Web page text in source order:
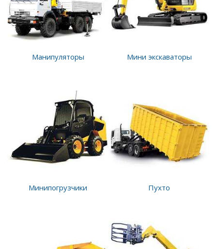
Манипуляторы Мини экскаваторы
Минипогрузчики Пухто